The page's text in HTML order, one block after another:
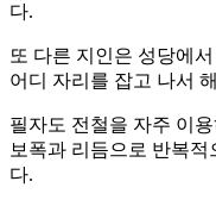
다.
또 다른 지인은 성당에
어디 자리를 잡고 나서
필자도 전철을 자주 이
보폭과 리듬으로 반복
다.